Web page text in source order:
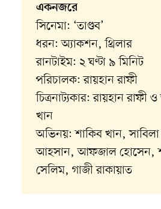
একনজরে
সিনেমা: ‘তাণ্ডব’
ধরন: অ্যাকশন, থ্রিলার
রানটাইম: ২ ঘণ্টা ৯ মিনিট
পরিচালক: রায়হান রাফী
চিত্রনাট্যকার: রায়হান
খান
অভিনয়: শাকিব খান,
আহসান, আফজাল হোসেন,
সেলিম, গাজী রাকায়াত